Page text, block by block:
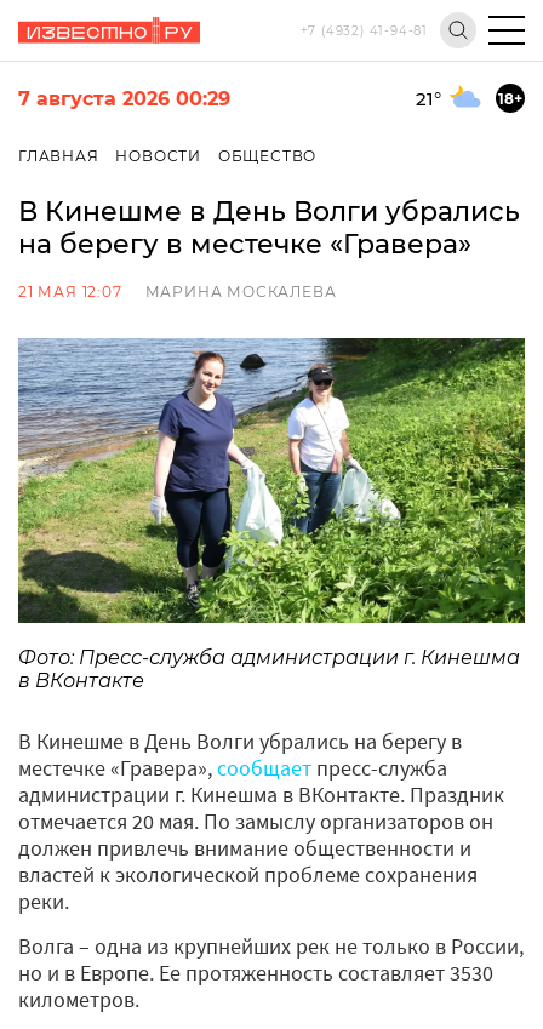
+7 (4932) 41-94-81
7 августа 2026 00:29 21° 18+
ГЛАВНАЯ НОВОСТИ ОБЩЕСТВО
В Кинешме в День Волги убрались
на берегу в местечке «Гравера»
21 МАЯ 12:07 МАРИНА МОСКАЛЕВА
Фото: Пресс-служба администрации г. Кинешма
в ВКонтакте
В Кинешме в День Волги убрались на берегу в
местечке «Гравера»,сообщает пресс-служба
администрации г. Кинешма в ВКонтакте. Праздник
отмечается 20 мая. По замыслу организаторов он
должен привлечь внимание общественности и
властей к экологической проблеме сохранения
реки.
Волга – одна из крупнейших рек не только в России,
но и в Европе. Ее протяженность составляет 3530
километров.